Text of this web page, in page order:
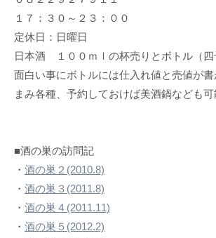
１７：３０～２３：００
定休日：日曜日
日本酒 １００ｍｌの杯売りとボトル（
面白い事にボトルには仕入れ値と売値が
まみ各種、予約しておけば美酒鍋なども可
■酒の巣の訪問記
・ 酒の巣２(2010.8)
・ 酒の巣３(2011.8)
・ 酒の巣４(2011.11)
・ 酒の巣５(2012.2)